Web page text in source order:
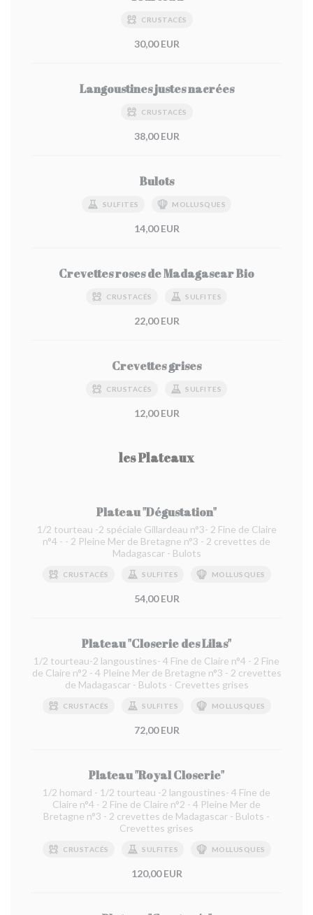
CRUSTACÉS
30,00 EUR
Langoustines justes nacrées
CRUSTACÉS
38,00 EUR
Bulots
SULFITES MOLLUSQUES
14,00 EUR
Crevettes roses de Madagascar Bio
CRUSTACÉS SULFITES
22,00 EUR
Crevettes grises
CRUSTACÉS SULFITES
12,00 EUR
les Plateaux
Plateau "Dégustation"
1/2 tourteau -2 spéciale Gillardeau n°3- 2 Fine de Claire
n°4 - - 2 Pleine Mer de Bretagne n°3 - 2 crevettes de
Madagascar - Bulots
CRUSTACÉS SULFITES MOLLUSQUES
54,00 EUR
Plateau "Closerie des Lilas"
1/2 tourteau-2 langoustines- 4 Fine de Claire n°4 - 2 Fine
de Claire n°2 - 4 Pleine Mer de Bretagne n°3 - 2 crevettes
de Madagascar - Bulots - Crevettes grises
CRUSTACÉS SULFITES MOLLUSQUES
72,00 EUR
Plateau "Royal Closerie"
1/2 homard - 1/2 tourteau -2 langoustines- 4 Fine de
Claire n°4 - 2 Fine de Claire n°2 - 4 Pleine Mer de
Bretagne n°3 - 2 crevettes de Madagascar - Bulots -
Crevettes grises
CRUSTACÉS SULFITES MOLLUSQUES
120,00 EUR